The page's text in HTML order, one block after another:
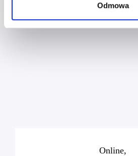
Odmowa
Online,